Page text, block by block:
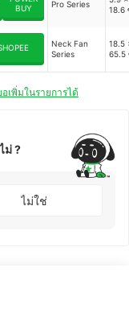
BUY
Pro Series
18.6
Neck Fan
Series
18.5
65.5
เพิ่มในรายการได้
ม่ ?
ไม่ใช่